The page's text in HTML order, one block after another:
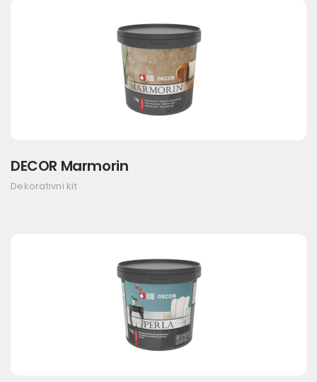
DECOR Marmorin
Dekorativni kit